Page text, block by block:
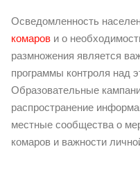
Осведомленность
комаров и о
размножения является
программы контроля над
Образовательные
распространение
местные сообщества о
комаров и важности